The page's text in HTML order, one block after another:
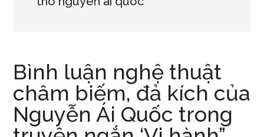
Bình luận nghệ thuật
châm biếm, đả kích của
Nguyễn Ái Quốc trong